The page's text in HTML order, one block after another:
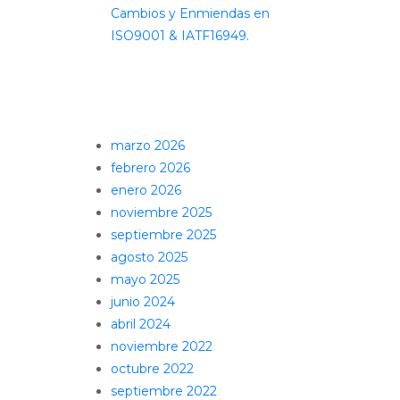
Cambios y Enmiendas en
ISO9001 & IATF16949.
marzo 2026
febrero 2026
enero 2026
noviembre 2025
septiembre 2025
agosto 2025
mayo 2025
junio 2024
abril 2024
noviembre 2022
octubre 2022
septiembre 2022